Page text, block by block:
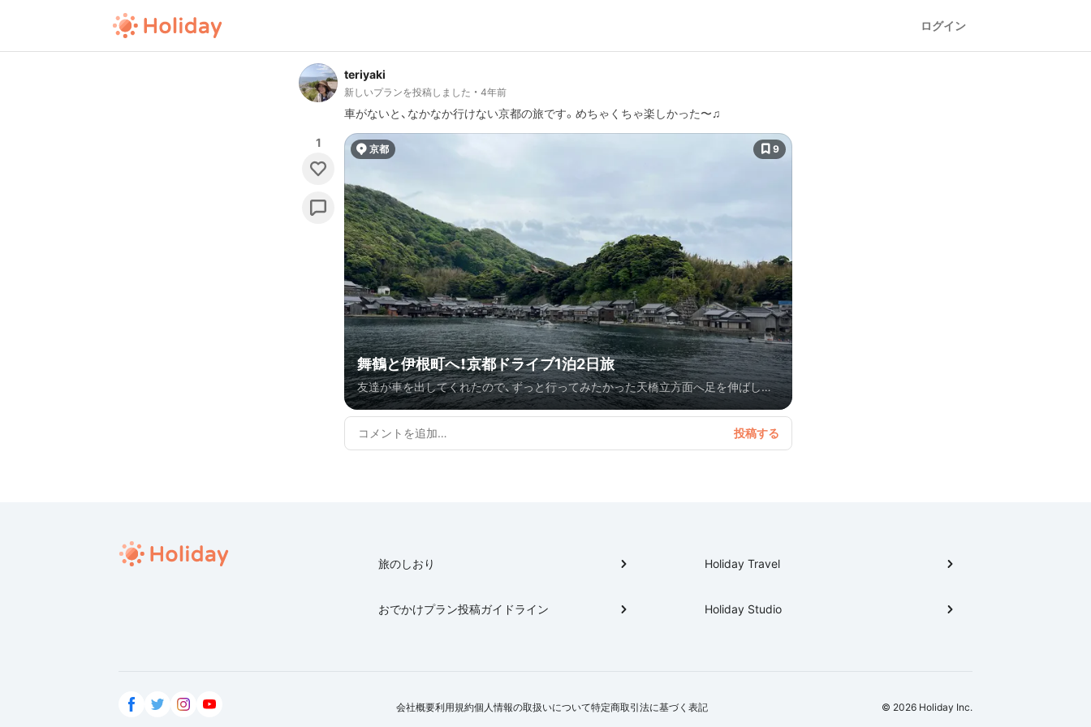
ログイン
teriyaki
新しいプランを投稿しました 4年前
車がないと、なかなか行けない京都の旅です。めちゃくちゃ楽しかった〜♫
1 京都 9
舞鶴と伊根町へ！京都ドライブ1泊2日旅
友達が車を出してくれたので、ずっと行ってみたかった天橋立方面へ足を伸ばしま
した。
旅のしおり
おでかけプラン投稿ガイドライン
Holiday Travel
Holiday Studio
会社概要利用規約個人情報の取扱いについて特定商取引法に基づく表記 © 2026 Holiday Inc.